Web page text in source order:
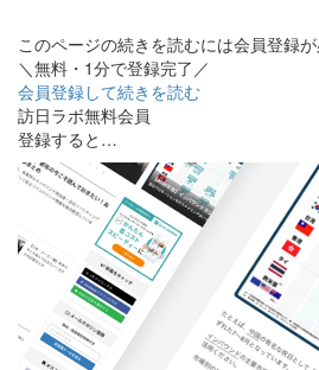
このページの続きを読むには会員登録
＼無料・1分で登録完了／
会員登録して続きを読む
訪日ラボ無料会員
登録すると…